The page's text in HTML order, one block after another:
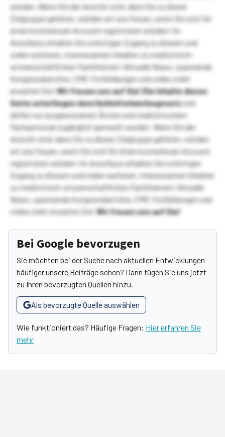
werden. Wenn Sie der Ansicht sind, dass Sie zu dieser
Zielgruppe gehören, würden wir uns freuen, wenn Sie sich für
einen kostenlosen Account registrieren würden! Im
Anschluss erhalten Sie sofortigen Zugang zu diesem und
vielen weiteren, interessanten Inhalten zu medizinisch-
wissenschaftlichen Fachthemen! Aktuelle News, spannende
Kongressberichte, CME-Fortbildungen und vieles mehr
erwarten Sie!Wir freuen uns auf Sie!Die Inhalte dieser
Seite unterliegen dem Heilmittelwerbegesetzund
dürfen nur ausgewiesenen Ärzten und medizinischem
Fachpersonal zugänglich gemacht werden. Wenn Sie der
Ansicht sind, dass Sie zu dieser Zielgruppe gehören, würden
wir uns freuen, wenn Sie sich für einen kostenlosen Account
registrieren würden! Im Anschluss erhalten Sie sofortigen
Zugang zu diesem und vielen weiteren, interessanten Inhalten
zu medizinisch-wissenschaftlichen Fachthemen! Aktuelle
News, spannende Kongressberichte, CME-Fortbildungen und
vieles mehr erwarten Sie!Wir freuen uns auf Sie!
Bei Google bevorzugen
Sie möchten bei der Suche nach aktuellen Entwicklungen
häufiger unsere Beiträge sehen? Dann fügen Sie uns jetzt
zu Ihren bevorzugten Quellen hinzu.
Als bevorzugte Quelle auswählen
Wie funktioniert das? Häufige Fragen: Hier erfahren Sie
mehr